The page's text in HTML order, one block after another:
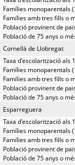
Cornellà de Llobregat
Esparreguera